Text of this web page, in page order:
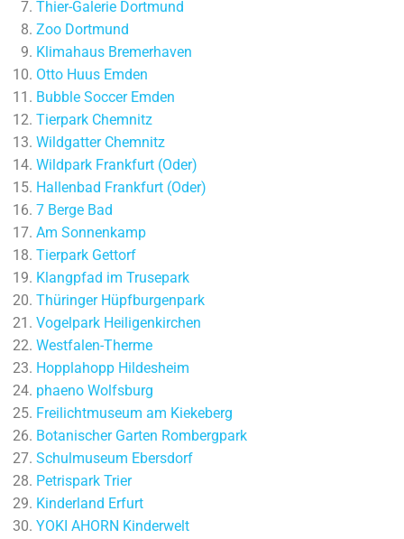
Thier-Galerie Dortmund
Zoo Dortmund
Klimahaus Bremerhaven
Otto Huus Emden
Bubble Soccer Emden
Tierpark Chemnitz
Wildgatter Chemnitz
Wildpark Frankfurt (Oder)
Hallenbad Frankfurt (Oder)
7 Berge Bad
Am Sonnenkamp
Tierpark Gettorf
Klangpfad im Trusepark
Thüringer Hüpfburgenpark
Vogelpark Heiligenkirchen
Westfalen-Therme
Hopplahopp Hildesheim
phaeno Wolfsburg
Freilichtmuseum am Kiekeberg
Botanischer Garten Rombergpark
Schulmuseum Ebersdorf
Petrispark Trier
Kinderland Erfurt
YOKI AHORN Kinderwelt